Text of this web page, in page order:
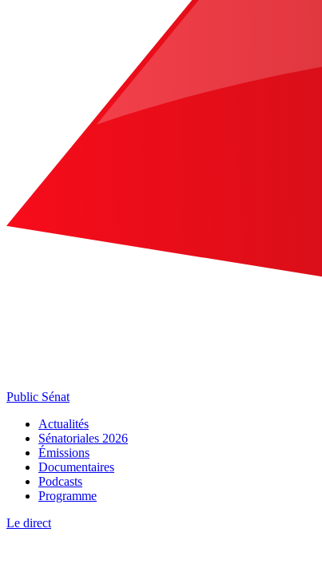
Public Sénat
Actualités
Sénatoriales 2026
Émissions
Documentaires
Podcasts
Programme
Le direct